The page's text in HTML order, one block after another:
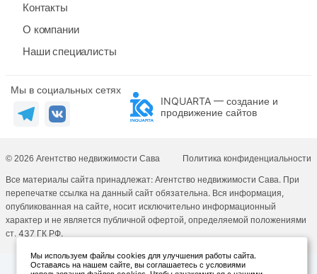
Контакты
О компании
Наши специалисты
Мы в социальных сетях
INQUARTA — создание и
продвижение сайтов
© 2026 Агентство недвижимости Сава Политика конфиденциальности
Все материалы сайта принадлежат: Агентство недвижимости Сава. При
перепечатке ссылка на данный сайт обязательна. Вся информация,
опубликованная на сайте, носит исключительно информационный
характер и не является публичной офертой, определяемой положениями
ст. 437 ГК РФ.
Мы используем файлы cookies для улучшения работы сайта.
Оставаясь на нашем сайте, вы соглашаетесь с условиями